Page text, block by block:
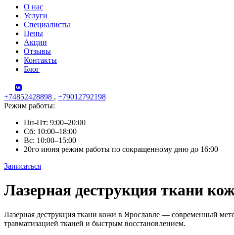
О нас
Услуги
Специалисты
Цены
Акции
Отзывы
Контакты
Блог
+74852428898 , +79012792198
Режим работы:
Пн-Пт: 9:00–20:00
Сб: 10:00–18:00
Вс: 10:00–15:00
20го июня режим работы по сокращенному дню до 16:00
Записаться
Skip
to
Лазерная деструкция ткани
Лазерная деструкция ткани кожи в Ярославле — современный
травматизацией тканей и быстрым восстановлением.